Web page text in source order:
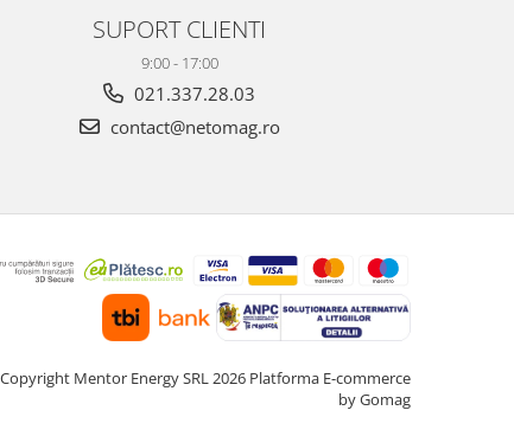
SUPORT CLIENTI
9:00 - 17:00
021.337.28.03
contact@netomag.ro
Mentor Energy SRL 2026 Platforma E-commerce
by Gomag